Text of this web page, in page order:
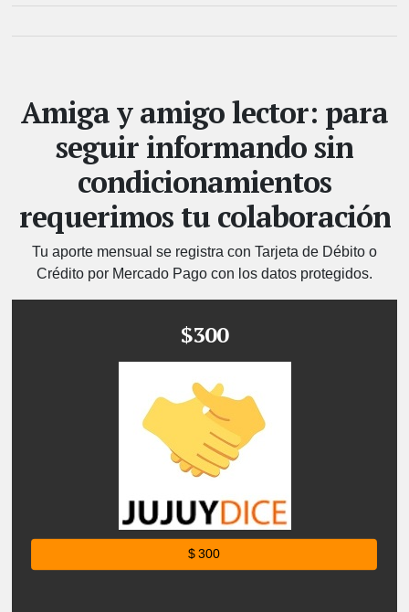
Amiga y amigo lector: para
seguir informando sin
condicionamientos
requerimos tu colaboración
Tu aporte mensual se registra con Tarjeta de Débito o
Crédito por Mercado Pago con los datos protegidos.
$300
$ 300